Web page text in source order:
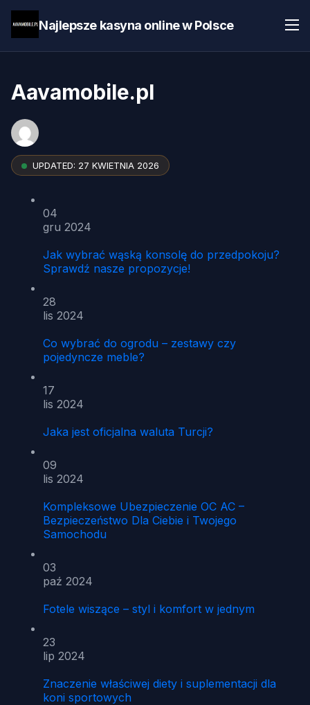
Najlepsze kasyna online w Polsce
Aavamobile.pl
UPDATED: 27 KWIETNIA 2026
04
gru 2024
Jak wybrać wąską konsolę do przedpokoju?
Sprawdź nasze propozycje!
28
lis 2024
Co wybrać do ogrodu – zestawy czy
pojedyncze meble?
17
lis 2024
Jaka jest oficjalna waluta Turcji?
09
lis 2024
Kompleksowe Ubezpieczenie OC AC –
Bezpieczeństwo Dla Ciebie i Twojego
Samochodu
03
paź 2024
Fotele wiszące – styl i komfort w jednym
23
lip 2024
Znaczenie właściwej diety i suplementacji dla
koni sportowych